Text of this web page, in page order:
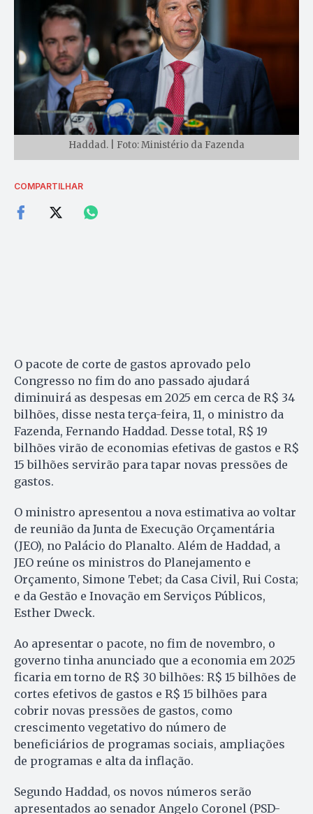
Haddad. | Foto: Ministério da Fazenda
COMPARTILHAR
O pacote de corte de gastos aprovado pelo
Congresso no fim do ano passado ajudará
diminuirá as despesas em 2025 em cerca de R$ 34
bilhões, disse nesta terça-feira, 11, o ministro da
Fazenda, Fernando Haddad. Desse total, R$ 19
bilhões virão de economias efetivas de gastos e R$
15 bilhões servirão para tapar novas pressões de
gastos.
O ministro apresentou a nova estimativa ao voltar
de reunião da Junta de Execução Orçamentária
(JEO), no Palácio do Planalto. Além de Haddad, a
JEO reúne os ministros do Planejamento e
Orçamento, Simone Tebet; da Casa Civil, Rui Costa;
e da Gestão e Inovação em Serviços Públicos,
Esther Dweck.
Ao apresentar o pacote, no fim de novembro, o
governo tinha anunciado que a economia em 2025
ficaria em torno de R$ 30 bilhões: R$ 15 bilhões de
cortes efetivos de gastos e R$ 15 bilhões para
cobrir novas pressões de gastos, como
crescimento vegetativo do número de
beneficiários de programas sociais, ampliações
de programas e alta da inflação.
Segundo Haddad, os novos números serão
apresentados ao senador Angelo Coronel (PSD-